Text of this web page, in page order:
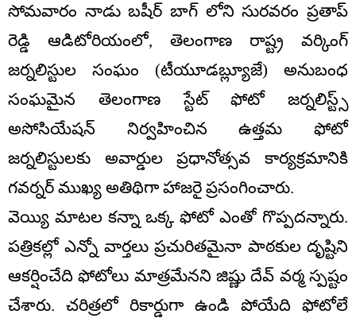
సోమవారం నాడు బషీర్ బాగ్ లోని సురవరం ప్రతాప్
రెడ్డి ఆడిటోరియంలో, తెలంగాణ రాష్ట్ర వర్కింగ్
జర్నలిస్టుల సంఘం (టీయూడబ్ల్యూజే) అనుబంధ
సంఘమైన తెలంగాణ స్టేట్ ఫోటో జర్నలిస్ట్స్
అసోసియేషన్ నిర్వహించిన ఉత్తమ ఫోటో
జర్నలిస్టులకు అవార్డుల ప్రధానోత్సవ కార్యక్రమానికి
గవర్నర్ ముఖ్య అతిథిగా హాజరై ప్రసంగించారు.
వెయ్యి మాటల కన్నా ఒక్క ఫోటో ఎంతో గొప్పదన్నారు.
పత్రికల్లో ఎన్నో వార్తలు ప్రచురితమైనా పాఠకుల దృష్టిని
ఆకర్షించేది ఫోటోలు మాత్రమేనని జిష్ణు దేవ్ వర్మ స్పష్టం
చేశారు. చరిత్రలో రికార్డుగా ఉండి పోయేది ఫోటోలే